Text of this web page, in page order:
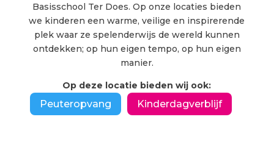
Basisschool Ter Does. Op onze locaties bieden
we kinderen een warme, veilige en inspirerende
plek waar ze spelenderwijs de wereld kunnen
ontdekken; op hun eigen tempo, op hun eigen
manier.
Op deze locatie bieden wij ook:
Peuteropvang Kinderdagverblijf